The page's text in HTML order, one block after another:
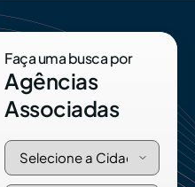
Faça uma busca por
Agências
Associadas